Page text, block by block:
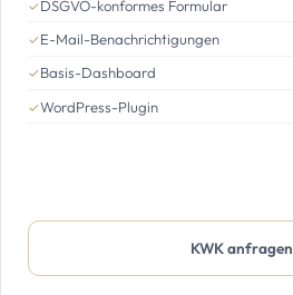
✓DSGVO-konformes Formular
✓E-Mail-Benachrichtigungen
✓Basis-Dashboard
✓WordPress-Plugin
KWK anfragen